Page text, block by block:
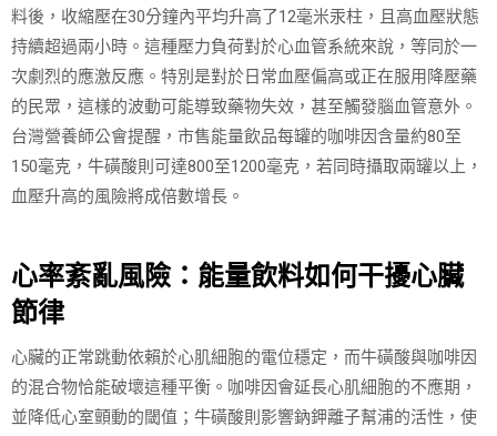
料後，收縮壓在30分鐘內平均升高了12毫米汞柱，且高血壓狀態
持續超過兩小時。這種壓力負荷對於心血管系統來說，等同於一
次劇烈的應激反應。特別是對於日常血壓偏高或正在服用降壓藥
的民眾，這樣的波動可能導致藥物失效，甚至觸發腦血管意外。
台灣營養師公會提醒，市售能量飲品每罐的咖啡因含量約80至
150毫克，牛磺酸則可達800至1200毫克，若同時攝取兩罐以上，
血壓升高的風險將成倍數增長。
心率紊亂風險：能量飲料如何干擾心臟
節律
心臟的正常跳動依賴於心肌細胞的電位穩定，而牛磺酸與咖啡因
的混合物恰能破壞這種平衡。咖啡因會延長心肌細胞的不應期，
並降低心室顫動的閾值；牛磺酸則影響鈉鉀離子幫浦的活性，使